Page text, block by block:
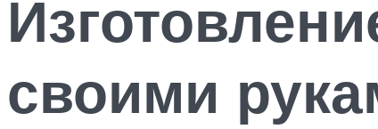
своими